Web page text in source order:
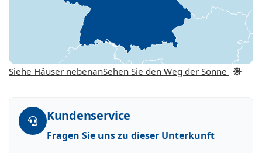
Siehe Häuser nebenanSehen Sie den Weg der Sonne
Kundenservice
Fragen Sie uns zu dieser Unterkunft